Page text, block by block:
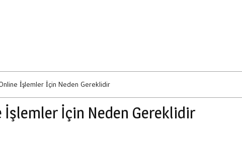
İşlemler İçin Neden Gereklidir
İşlemler İçin Neden Gereklidir